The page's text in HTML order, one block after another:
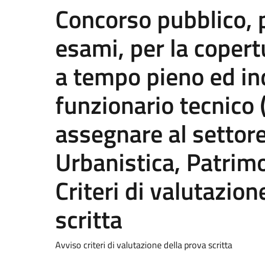
Concorso
esami, per la
a tempo pieno ed
funzionario tecnico
assegnare al
Urbanistica,
Criteri di
scritta
Avviso criteri di valutazione della prova scritta